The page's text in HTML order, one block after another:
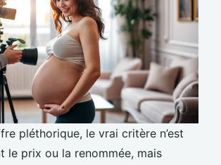
pléthorique, le vrai critère n’est
le prix ou la renommée, mais